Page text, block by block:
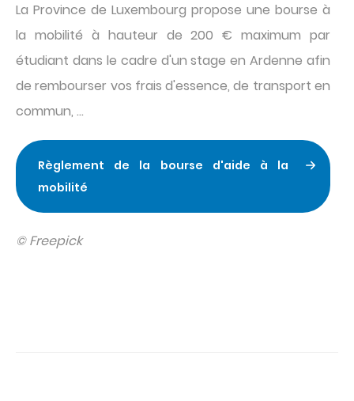
La Province de Luxembourg propose une bourse à
la mobilité à hauteur de 200 € maximum par
étudiant dans le cadre d'un stage en Ardenne afin
de rembourser vos frais d'essence, de transport en
commun, ...
Règlement de la bourse d'aide à la
mobilité
© Freepick